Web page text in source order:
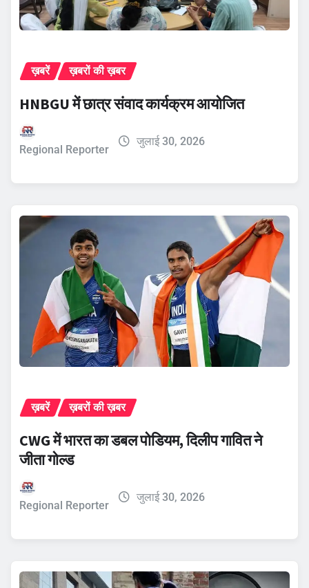
ख़बरें ख़बरों की ख़बर
HNBGU में छात्र संवाद कार्यक्रम आयोजित
Regional Reporter
जुलाई 30, 2026
ख़बरें ख़बरों की ख़बर
CWG में भारत का डबल पोडियम, दिलीप गावित ने
जीता गोल्ड
Regional Reporter
जुलाई 30, 2026